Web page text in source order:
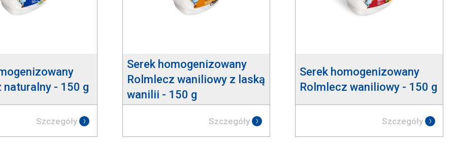
naturalny - 150 g
Szczegóły
Serek homogenizowany
Rolmlecz waniliowy z laską
wanilii - 150 g
Szczegóły
Serek homogenizowany
Rolmlecz waniliowy - 150 g
Szczegóły